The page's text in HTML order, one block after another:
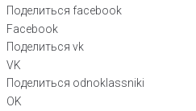
Поделиться facebook
Facebook
Поделиться vk
VK
Поделиться odnoklassniki
OK